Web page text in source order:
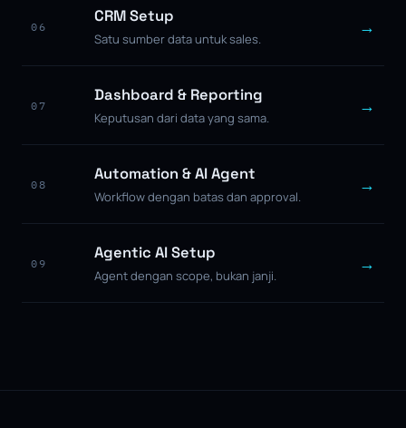
06
CRM Setup
Satu sumber data untuk sales.
→
07
Dashboard & Reporting
Keputusan dari data yang sama.
→
08
Automation & AI Agent
Workflow dengan batas dan approval.
→
09
Agentic AI Setup
Agent dengan scope, bukan janji.
→